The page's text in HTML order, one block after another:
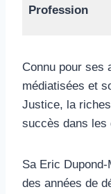
Profession
Connu pour ses
médiatisées et
Justice, la
succès dans les
Sa Eric
des années de